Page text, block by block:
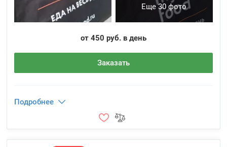
Еще 30 фото
от 450 руб. в день
Заказать
Подробнее